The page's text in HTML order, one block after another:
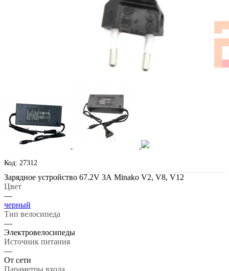
Код: 27312
Зарядное устройство 67.2V 3А Minako V2, V8, V12
Цвет
—
черный
Тип велосипеда
—
Электровелосипеды
Источник питания
—
От сети
Параметры входа